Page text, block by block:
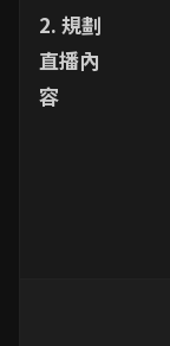
2. 規劃
直播內
容